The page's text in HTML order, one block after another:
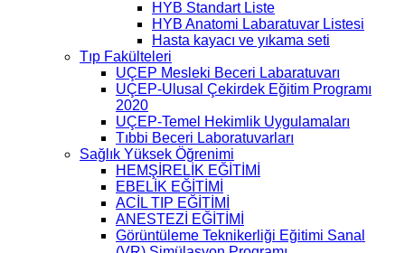
HYB Standart Liste
HYB Anatomi Labaratuvar Listesi
Hasta kayacı ve yıkama seti
Tıp Fakülteleri
UÇEP Mesleki Beceri Labaratuvarı
UÇEP-Ulusal Çekirdek Eğitim Programı
2020
UÇEP-Temel Hekimlik Uygulamaları
Tıbbi Beceri Laboratuvarları
Sağlık Yüksek Öğrenimi
HEMŞİRELİK EĞİTİMİ
EBELİK EĞİTİMİ
ACİL TIP EĞİTİMİ
ANESTEZİ EĞİTİMİ
Görüntüleme Teknikerliği Eğitimi Sanal